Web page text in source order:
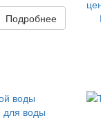
Подробнее
для воды